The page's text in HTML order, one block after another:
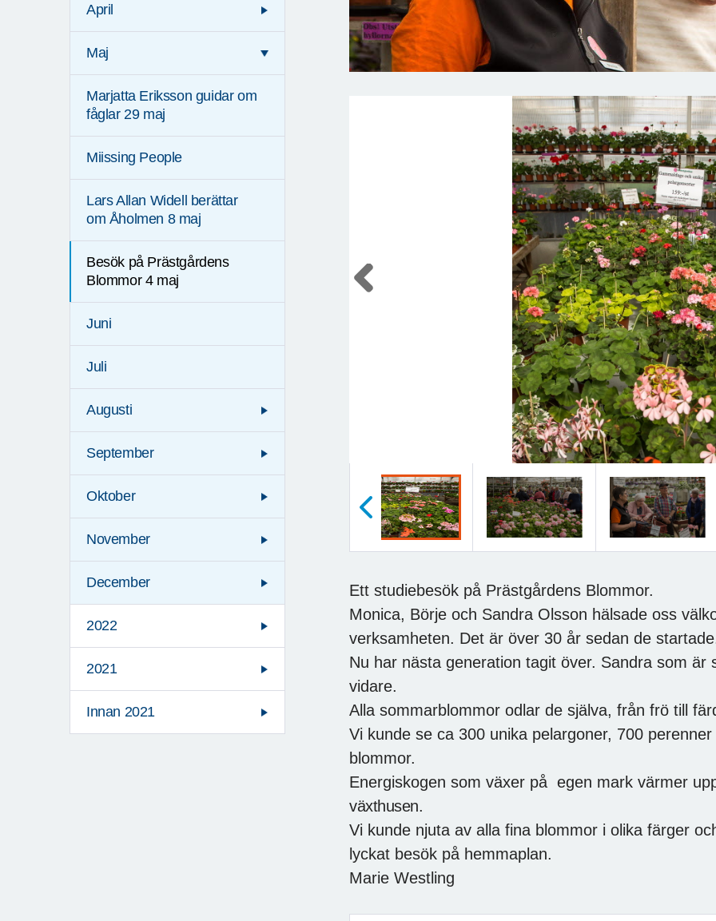
April
Maj
Marjatta Eriksson guidar om
fåglar 29 maj
Miissing People
Lars Allan Widell berättar
om Åholmen 8 maj
Besök på Prästgårdens
Blommor 4 maj
Juni
Juli
Augusti
September
Oktober
November
December
2022
2021
Innan 2021
Ett studiebesök på Prästgårdens Blommor.
Monica, Börje och Sandra Olsson hälsade oss
verksamheten. Det är över 30 år sedan de
Nu har nästa generation tagit över. Sandra som är
vidare.
Alla sommarblommor odlar de själva, från frö till
Vi kunde se ca 300 unika pelargoner, 700
blommor.
Energiskogen som växer på egen mark värmer
växthusen.
Vi kunde njuta av alla fina blommor i olika färger
lyckat besök på hemmaplan.
Marie Westling